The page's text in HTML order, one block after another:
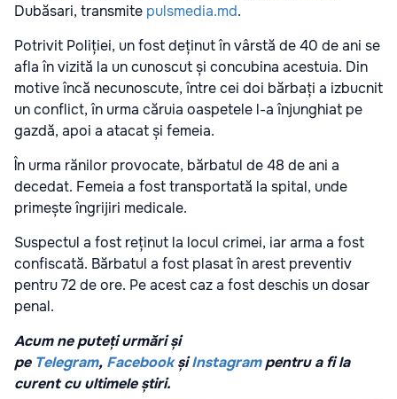
Dubăsari, transmite pulsmedia.md.
Potrivit Poliției, un fost deținut în vârstă de 40 de ani se
afla în vizită la un cunoscut și concubina acestuia. Din
motive încă necunoscute, între cei doi bărbați a izbucnit
un conflict, în urma căruia oaspetele l-a înjunghiat pe
gazdă, apoi a atacat și femeia.
În urma rănilor provocate, bărbatul de 48 de ani a
decedat. Femeia a fost transportată la spital, unde
primește îngrijiri medicale.
Suspectul a fost reținut la locul crimei, iar arma a fost
confiscată. Bărbatul a fost plasat în arest preventiv
pentru 72 de ore. Pe acest caz a fost deschis un dosar
penal.
Acum ne puteți urmări și
pe Telegram, Facebook șiInstagrampentru a fi la
curent cu ultimele știri.